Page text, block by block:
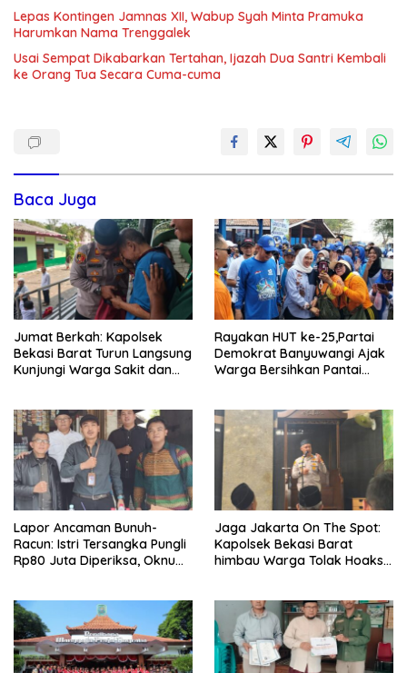
Lepas Kontingen Jamnas XII, Wabup Syah Minta Pramuka
Harumkan Nama Trenggalek
Usai Sempat Dikabarkan Tertahan, Ijazah Dua Santri Kembali
ke Orang Tua Secara Cuma-cuma
Baca Juga
Jumat Berkah: Kapolsek
Bekasi Barat Turun Langsung
Kunjungi Warga Sakit dan
Rayakan HUT ke-25,Partai
Demokrat Banyuwangi Ajak
Warga Bersihkan Pantai
Lapor Ancaman Bunuh-
Racun: Istri Tersangka Pungli
Rp80 Juta Diperiksa, Oknum
Jaga Jakarta On The Spot:
Kapolsek Bekasi Barat
himbau Warga Tolak Hoaks